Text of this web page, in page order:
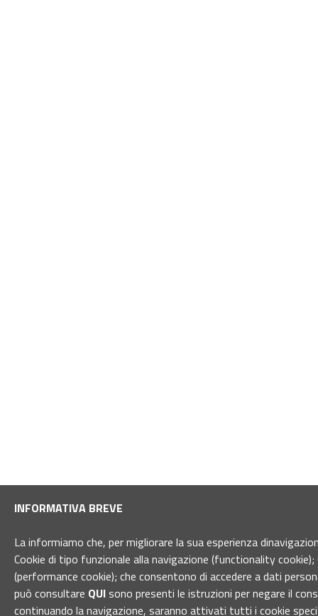
INFORMATIVA BREVE
La informiamo che, per migliorare la sua esperienza
Cookie di tipo funzionale alla navigazione (functionality
(performance cookie); che consentono di accedere a dati
può consultare QUIsono presenti le istruzioni per negare il
continuando la navigazione, saranno attivati tutti i cookie